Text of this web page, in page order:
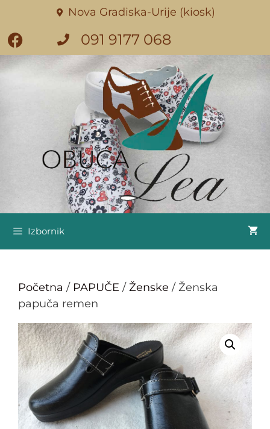
Nova Gradiska-Urije (kiosk)
091 9177 068
Izbornik
Početna / PAPUČE / Ženske / Ženska
papuča remen